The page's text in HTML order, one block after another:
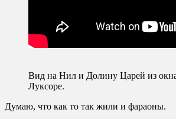
Вид на Нил и Долину Царей из
Луксоре.
Думаю, что как то так жили и фараоны.